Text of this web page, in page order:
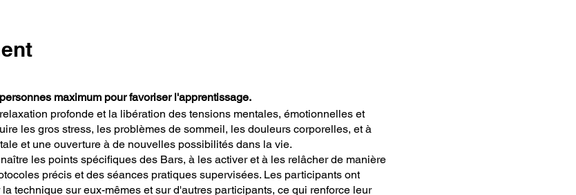
maximum pour favoriser l'apprentissage.
profonde et la libération des tensions mentales, émotionnelles et
les gros stress, les problèmes de sommeil, les douleurs corporelles, et à
et une ouverture à de nouvelles possibilités dans la vie.
les points spécifiques des Bars, à les activer et à les relâcher de manière
précis et des séances pratiques supervisées. Les participants ont
technique sur eux-mêmes et sur d'autres participants, ce qui renforce leur